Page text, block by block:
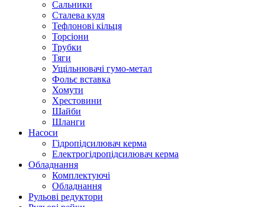
Сальники
Сталева куля
Тефлонові кільця
Торсіони
Трубки
Тяги
Ущільнювачі гумо-метал
Фольє вставка
Хомути
Хрестовини
Шайби
Шланги
Насоси
Гідропідсилювач керма
Електрогідропідсилювач керма
Обладнання
Комплектуючі
Обладнання
Рульові редуктори